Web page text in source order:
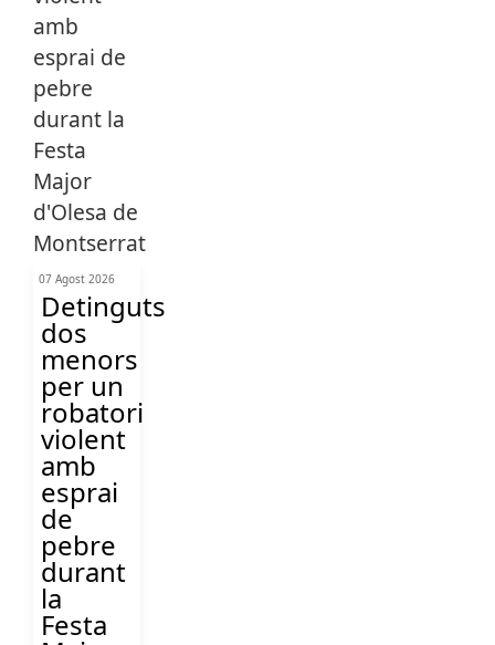
07 Agost 2026
Detinguts
dos
menors
per un
robatori
violent
amb
esprai
de
pebre
durant
la
Festa